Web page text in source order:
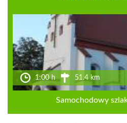
1:00 h 51.4 km
Samochodowy